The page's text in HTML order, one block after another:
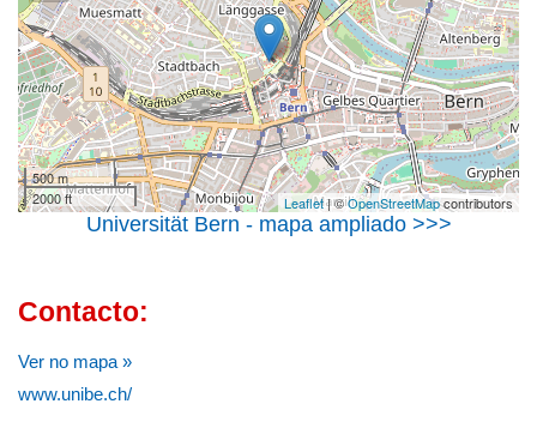
500 m
2000 ft
Leaflet| ©OpenStreetMapcontributors
Universität Bern - mapa ampliado >>>
Contacto:
Ver no mapa »
www.unibe.ch/